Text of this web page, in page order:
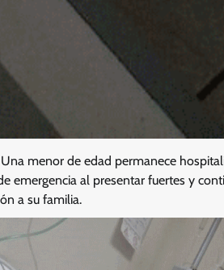
menor de edad permanece
emergencia al presentar fuertes y
a su familia.